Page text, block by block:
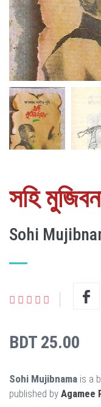
সহি
Sohi
BDT 25.00
Sohi Mujibnama is a
published by Agamee